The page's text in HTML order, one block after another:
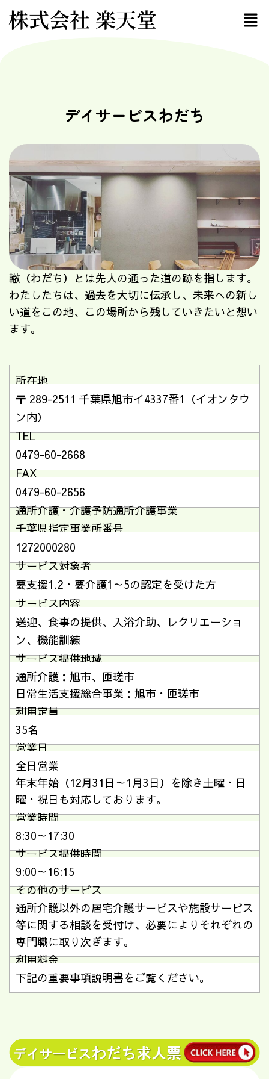
株式会社 楽天堂
デイサービスわだち
轍（わだち）とは先人の通った道の跡を指します。
わたしたちは、過去を大切に伝承し、未来への新し
い道をこの地、この場所から残していきたいと想い
ます。
所在地
〒 289-2511 千葉県旭市イ4337番1（イオンタウ
ン内）
TEL
0479-60-2668
FAX
0479-60-2656
通所介護・介護予防通所介護事業
千葉県指定事業所番号
1272000280
サービス対象者
要支援1.2・要介護1～5の認定を受けた方
サービス内容
送迎、食事の提供、入浴介助、レクリエーショ
ン、機能訓練
サービス提供地域
通所介護：旭市、匝瑳市
日常生活支援総合事業：旭市・匝瑳市
利用定員
35名
営業日
全日営業
年末年始（12月31日～1月3日）を除き土曜・日
曜・祝日も対応しております。
営業時間
8:30～17:30
サービス提供時間
9:00～16:15
その他のサービス
通所介護以外の居宅介護サービスや施設サービス
等に関する相談を受付け、必要によりそれぞれの
専門職に取り次ぎます。
利用料金
下記の重要事項説明書をご覧ください。